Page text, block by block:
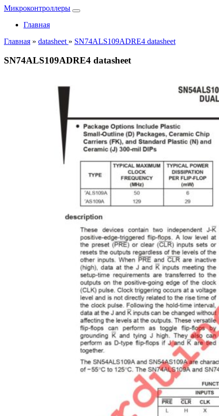
Микроконтроллеры
Главная
Главная » datasheet » SN74ALS109ADRE4 datasheet
SN74ALS109ADRE4 datasheet